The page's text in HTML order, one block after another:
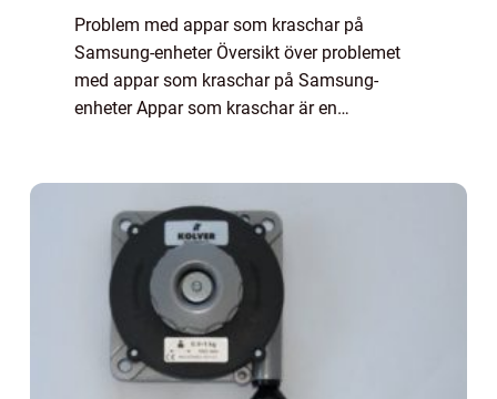
Problem med appar som kraschar på
Samsung-enheter Översikt över problemet
med appar som kraschar på Samsung-
enheter Appar som kraschar är en